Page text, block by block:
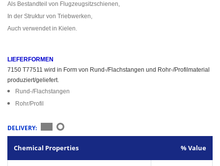
Als Bestandteil von Flugzeugsitzschienen,
In der Struktur von Triebwerken,
Auch verwendet in Kielen.
LIEFERFORMEN
7150 T77511 wird in Form von Rund-/Flachstangen und Rohr-/Profilmaterial
produziert/geliefert.
Rund-/Flachstangen
Rohr/Profil
DELIVERY:
Chemical Properties % Value